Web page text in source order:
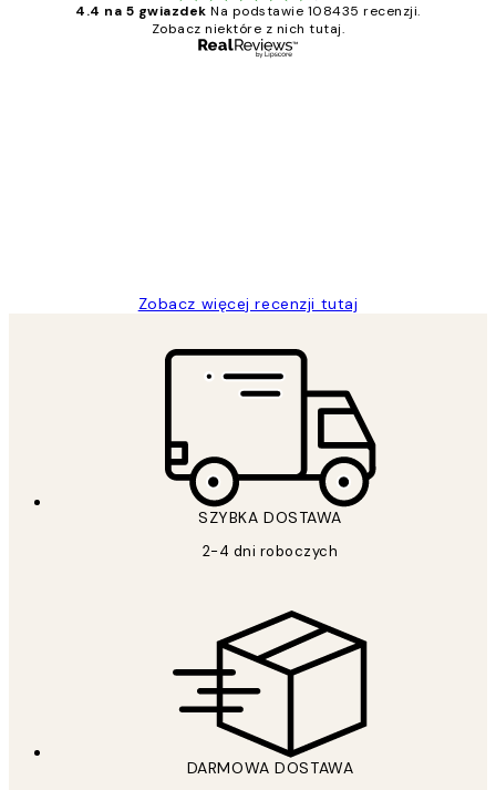
4.4 na 5 gwiazdek Na podstawie 108435 recenzji.
Zobacz niektóre z nich tutaj.
Zobacz więcej recenzji tutaj
SZYBKA DOSTAWA
2-4 dni roboczych
DARMOWA DOSTAWA